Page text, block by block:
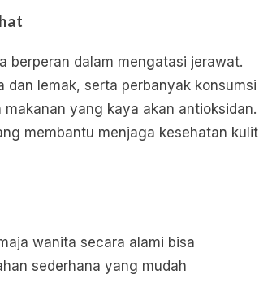
berperan dalam mengatasi jerawat.
dan lemak, serta perbanyak konsumsi
yang kaya akan antioksidan.
membantu menjaga kesehatan kulit
wanita secara alami bisa
sederhana yang mudah